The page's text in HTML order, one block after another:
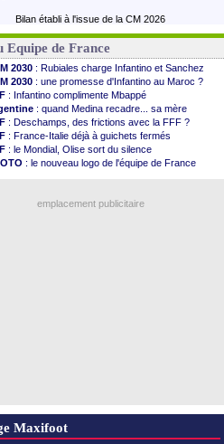
Bilan établi à l'issue de la CM 2026
Equipe de France
2030 : Rubiales charge Infantino et Sanchez
2030 : une promesse d'Infantino au Maroc ?
: Infantino complimente Mbappé
: quand Medina recadre... sa mère
: Deschamps, des frictions avec la FFF ?
: France-Italie déjà à guichets fermés
: le Mondial, Olise sort du silence
: le nouveau logo de l'équipe de France
: Zidane pense déjà à un retour de Mendy
emplacement publicitaire
Maxifoot